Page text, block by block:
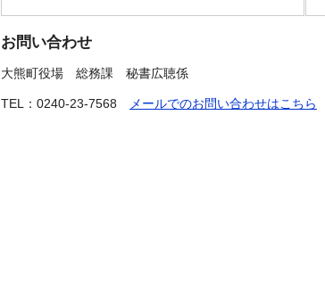
お問い合わせ
大熊町役場 総務課 秘書広聴係
TEL：0240-23-7568 メールでのお問い合わせはこちら